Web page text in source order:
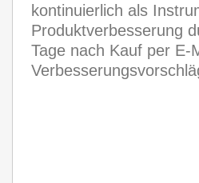
kontinuierlich als
Produktverbesserung
Tage nach Kauf per E-